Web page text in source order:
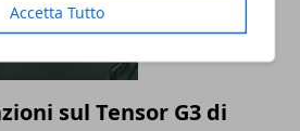
Accetta Tutto
sul Tensor G3 di